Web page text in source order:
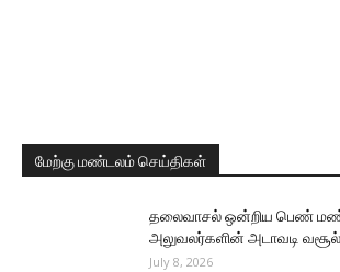
மேற்கு மண்டலம் செய்திகள்
தலைவாசல் ஒன்றிய பெண்
அலுவலர்களின் அடாவடி
July 8, 2026